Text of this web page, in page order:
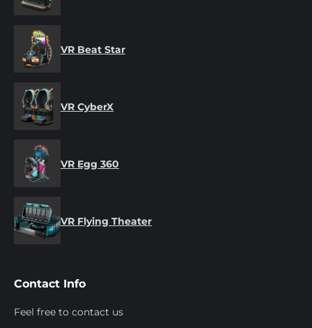
VR Beat Star
VR CyberX
VR Egg 360
VR Flying Theater
Contact Info
Feel free to contact us